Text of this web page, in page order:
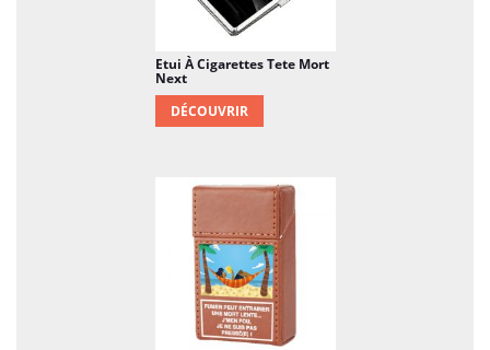
Etui À Cigarettes Tete Mort
Next
DÉCOUVRIR